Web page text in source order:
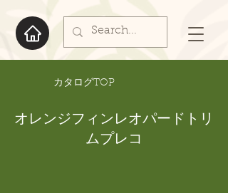
​カタログTOP
オレンジフィンレオパードトリ
ムプレコ